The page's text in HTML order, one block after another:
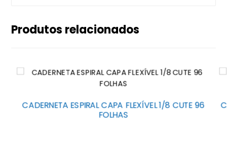
Produtos relacionados
CADERNETA ESPIRAL CAPA FLEXÍVEL 1/8 CUTE 96
FOLHAS